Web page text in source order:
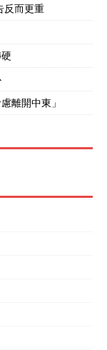
反而更重
離開中東」